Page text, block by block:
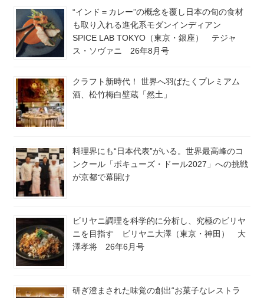
“インド＝カレー”の概念を覆し日本の旬の食材
も取り入れる進化系モダンインディアン
SPICE LAB TOKYO（東京・銀座） テジャ
ス・ソヴァニ 26年8月号
クラフト新時代！ 世界へ羽ばたくプレミアム
酒、松竹梅白壁蔵「然土」
料理界にも“日本代表”がいる。世界最高峰のコ
ンクール「ボキューズ・ドール2027」への挑戦
が京都で幕開け
ビリヤニ調理を科学的に分析し、究極のビリヤ
ニを目指す ビリヤニ大澤（東京・神田） 大
澤孝将 26年6月号
研ぎ澄まされた味覚の創出“お菓子なレストラ